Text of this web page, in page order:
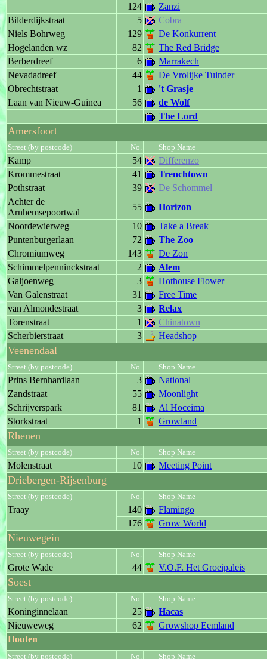
124
Zanzi
Bilderdijkstraat
5
Cobra
Niels Bohrweg
129
De Konkurrent
Hogelanden wz
82
The Red Bridge
Berberdreef
6
Marrakech
Nevadadreef
44
De Vrolijke Tuinder
Obrechtstraat
1
't Grasje
Laan van Nieuw-Guinea
56
de Wolf
The Lord
Amersfoort
Street (by postcode) No. Shop Name
Kamp 54
Differenzo
Krommestraat
41
Trenchtown
Pothstraat
39
De Schommel
Achter de
Arnhemsepoortwal
55
Horizon
Noordewierweg
10
Take a Break
Puntenburgerlaan
72
The Zoo
Chromiumweg
143
De Zon
Schimmelpenninckstraat
2
Alem
Galjoenweg
3
Hothouse Flower
Van Galenstraat
31
Free Time
van Almondestraat
3
Relax
Torenstraat
1
Chinatown
Scherbierstraat
3 Headshop
Veenendaal
Street (by postcode) No. Shop Name
Prins Bernhardlaan 3
National
Zandstraat
55
Moonlight
Schrijverspark
81
Al Hoceima
Storkstraat
1 Growland
Rhenen
Street (by postcode) No. Shop Name
Molenstraat 10 Meeting Point
Driebergen-Rijsenburg
Street (by postcode) No. Shop Name
Traay 140
Flamingo
176
Grow World
Nieuwegein
Street (by postcode) No. Shop Name
Grote Wade 44 V.O.F. Het Groeipaleis
Soest
Street (by postcode) No. Shop Name
Koninginnelaan 25
Hacas
Nieuweweg
62
Growshop Eemland
Houten
Street (by postcode) No. Shop Name